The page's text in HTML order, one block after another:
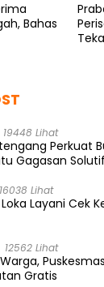
Bahas
19448 Lihat
Perkuat
Gagasan Solutif
16038 Lihat
Layani Cek
12562 Lihat
Gratis